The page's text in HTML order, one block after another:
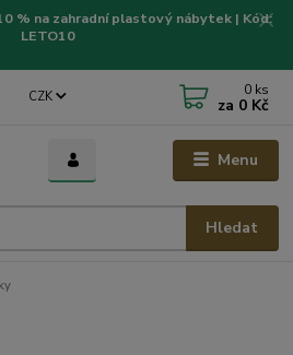
% na zahradní plastový nábytek | Kód:
LETO10
Menu
CZK
Hledat
0 ks
za 0 Kč